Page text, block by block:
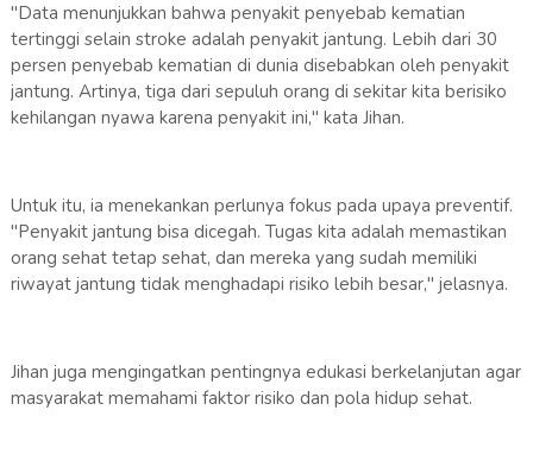
"Data menunjukkan bahwa penyakit penyebab kematian
tertinggi selain stroke adalah penyakit jantung. Lebih dari 30
persen penyebab kematian di dunia disebabkan oleh penyakit
jantung. Artinya, tiga dari sepuluh orang di sekitar kita berisiko
kehilangan nyawa karena penyakit ini," kata Jihan.
Untuk itu, ia menekankan perlunya fokus pada upaya preventif.
"Penyakit jantung bisa dicegah. Tugas kita adalah memastikan
orang sehat tetap sehat, dan mereka yang sudah memiliki
riwayat jantung tidak menghadapi risiko lebih besar," jelasnya.
Jihan juga mengingatkan pentingnya edukasi berkelanjutan agar
masyarakat memahami faktor risiko dan pola hidup sehat.